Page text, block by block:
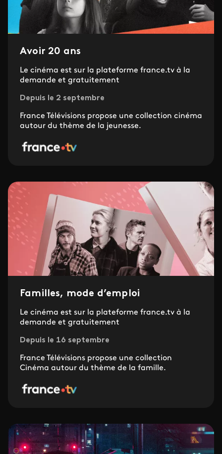
Avoir 20 ans
Le cinéma est sur la plateforme france.tv à la
demande et gratuitement
Depuis le 2 septembre
France Télévisions propose une collection cinéma
autour du thème de la jeunesse.
Familles, mode d’emploi
Le cinéma est sur la plateforme france.tv à la
demande et gratuitement
Depuis le 16 septembre
France Télévisions propose une collection
Cinéma autour du thème de la famille.